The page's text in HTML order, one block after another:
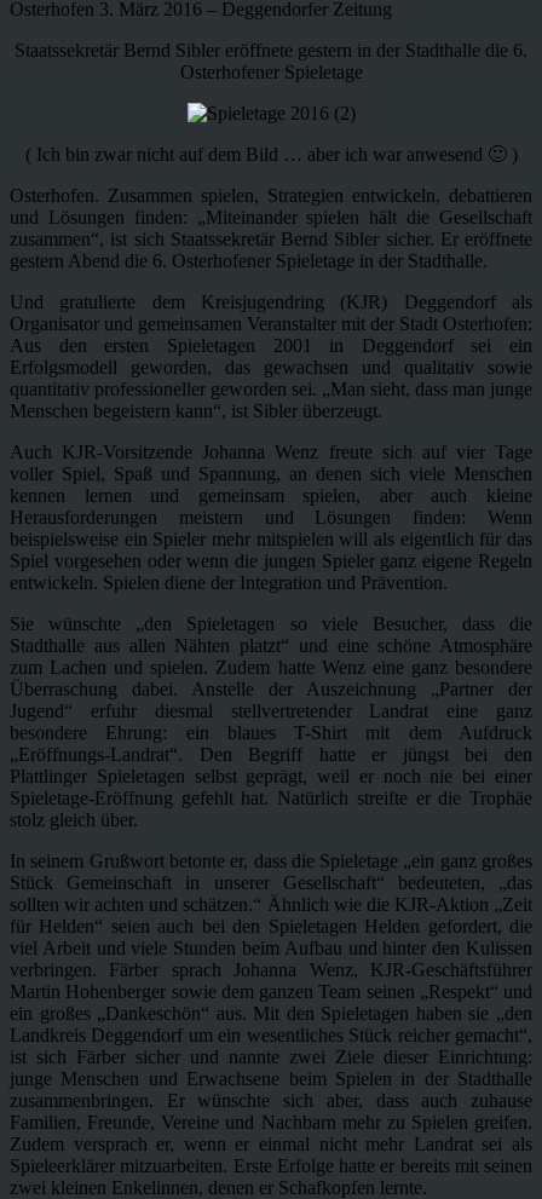
Osterhofen 3. März 2016 – Deggendorfer Zeitung
Staatssekretär Bernd Sibler eröffnete gestern in der Stadthalle die 6.
Osterhofener Spieletage
( Ich bin zwar nicht auf dem Bild … aber ich war anwesend 🙂 )
Osterhofen. Zusammen spielen, Strategien entwickeln, debattieren
und Lösungen finden: „Miteinander spielen hält die Gesellschaft
zusammen“, ist sich Staatssekretär Bernd Sibler sicher. Er eröffnete
gestern Abend die 6. Osterhofener Spieletage in der Stadthalle.
Und gratulierte dem Kreisjugendring (KJR) Deggendorf als
Organisator und gemeinsamen Veranstalter mit der Stadt Osterhofen:
Aus den ersten Spieletagen 2001 in Deggendorf sei ein
Erfolgsmodell geworden, das gewachsen und qualitativ sowie
quantitativ professioneller geworden sei. „Man sieht, dass man junge
Menschen begeistern kann“, ist Sibler überzeugt.
Auch KJR-Vorsitzende Johanna Wenz freute sich auf vier Tage
voller Spiel, Spaß und Spannung, an denen sich viele Menschen
kennen lernen und gemeinsam spielen, aber auch kleine
Herausforderungen meistern und Lösungen finden: Wenn
beispielsweise ein Spieler mehr mitspielen will als eigentlich für das
Spiel vorgesehen oder wenn die jungen Spieler ganz eigene Regeln
entwickeln. Spielen diene der Integration und Prävention.
Sie wünschte „den Spieletagen so viele Besucher, dass die
Stadthalle aus allen Nähten platzt“ und eine schöne Atmosphäre
zum Lachen und spielen. Zudem hatte Wenz eine ganz besondere
Überraschung dabei. Anstelle der Auszeichnung „Partner der
Jugend“ erfuhr diesmal stellvertretender Landrat eine ganz
besondere Ehrung: ein blaues T-Shirt mit dem Aufdruck
„Eröffnungs-Landrat“. Den Begriff hatte er jüngst bei den
Plattlinger Spieletagen selbst geprägt, weil er noch nie bei einer
Spieletage-Eröffnung gefehlt hat. Natürlich streifte er die Trophäe
stolz gleich über.
In seinem Grußwort betonte er, dass die Spieletage „ein ganz großes
Stück Gemeinschaft in unserer Gesellschaft“ bedeuteten, „das
sollten wir achten und schätzen.“ Ähnlich wie die KJR-Aktion „Zeit
für Helden“ seien auch bei den Spieletagen Helden gefordert, die
viel Arbeit und viele Stunden beim Aufbau und hinter den Kulissen
verbringen. Färber sprach Johanna Wenz, KJR-Geschäftsführer
Martin Hohenberger sowie dem ganzen Team seinen „Respekt“ und
ein großes „Dankeschön“ aus. Mit den Spieletagen haben sie „den
Landkreis Deggendorf um ein wesentliches Stück reicher gemacht“,
ist sich Färber sicher und nannte zwei Ziele dieser Einrichtung:
junge Menschen und Erwachsene beim Spielen in der Stadthalle
zusammenbringen. Er wünschte sich aber, dass auch zuhause
Familien, Freunde, Vereine und Nachbarn mehr zu Spielen greifen.
Zudem versprach er, wenn er einmal nicht mehr Landrat sei als
Spieleerklärer mitzuarbeiten. Erste Erfolge hatte er bereits mit seinen
zwei kleinen Enkelinnen, denen er Schafkopfen lernte.